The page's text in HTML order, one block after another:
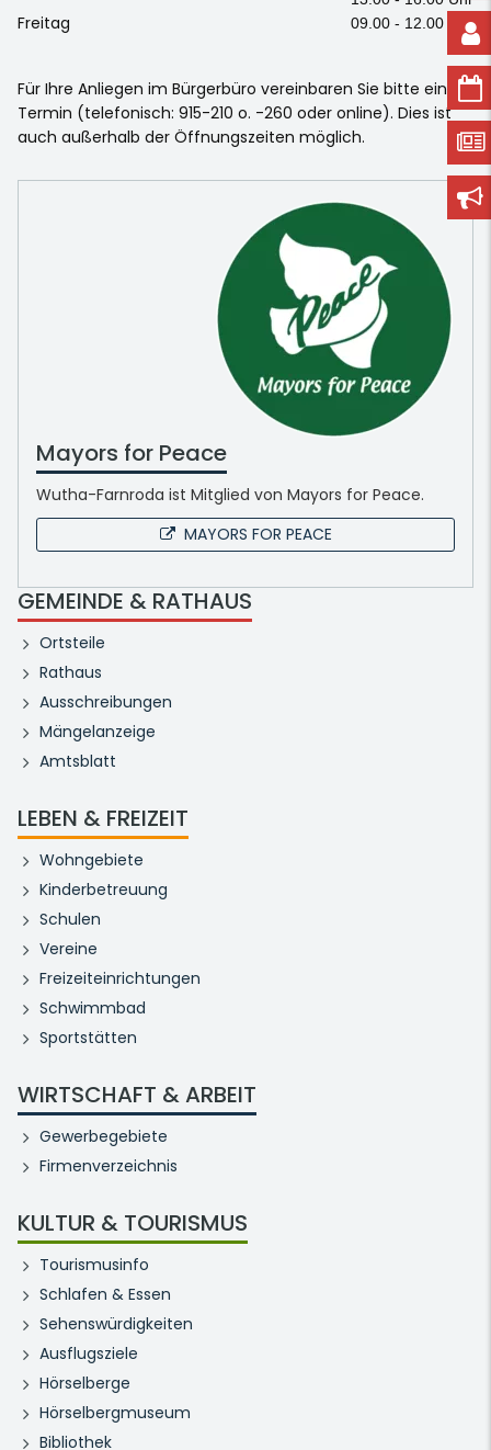
Freitag 09.00 - 12.00 Uhr
Für Ihre Anliegen im Bürgerbüro vereinbaren Sie bitte einen
Termin (telefonisch: 915-210 o. -260 oder online). Dies ist
auch außerhalb der Öffnungszeiten möglich.
Mayors for Peace
Wutha-Farnroda ist Mitglied von Mayors for Peace.
MAYORS FOR PEACE
GEMEINDE & RATHAUS
Ortsteile
Rathaus
Ausschreibungen
Mängelanzeige
Amtsblatt
LEBEN & FREIZEIT
Wohngebiete
Kinderbetreuung
Schulen
Vereine
Freizeiteinrichtungen
Schwimmbad
Sportstätten
WIRTSCHAFT & ARBEIT
Gewerbegebiete
Firmenverzeichnis
KULTUR & TOURISMUS
Tourismusinfo
Schlafen & Essen
Sehenswürdigkeiten
Ausflugsziele
Hörselberge
Hörselbergmuseum
Bibliothek